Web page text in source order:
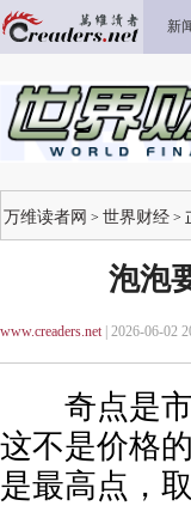
新
万维读者网 > 世界财经 >
泡泡
www.creaders.net| 2026-06-02
奇点是市
这不是价格
是最高点，